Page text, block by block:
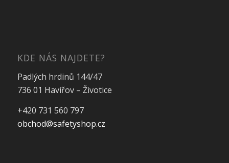
KDE NÁS NAJDETE?
Padlých hrdinů 144/47
736 01 Havířov – Životice
+420 731 560 797
obchod@safetyshop.cz